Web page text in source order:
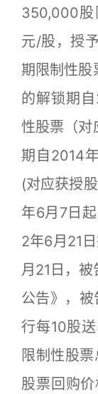
350,000股
元/股，授
期限制性股
的解锁期
性股票（对
期自2014
(对应获授
年6月7日
2年6月21
月21日，
公告》，
行每10股
限制性股
股票回购